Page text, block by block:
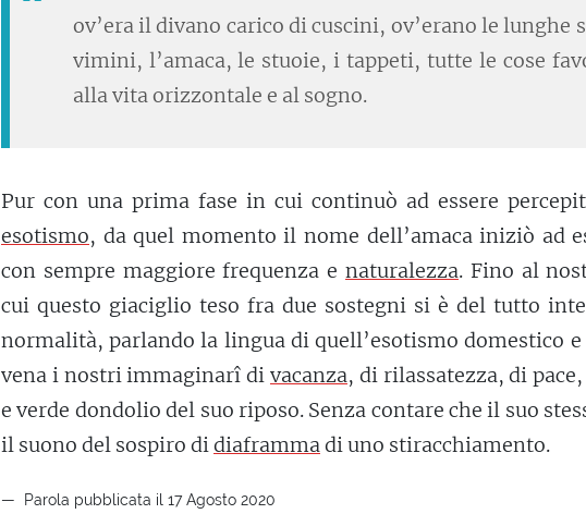
ov’era il divano carico di cuscini, ov’erano le lunghe
vimini, l’amaca, le stuoie, i tappeti, tutte le cose
alla vita orizzontale e al sogno.
Pur con una prima fase in cui continuò ad essere
esotismo, da quel momento il nome dell’amaca iniziò ad
con sempre maggiore frequenza e naturalezza. Fino al
cui questo giaciglio teso fra due sostegni si è del tutto
normalità, parlando la lingua di quell’esotismo domestico e
vena i nostri immaginarî di vacanza, di rilassatezza, di
e verde dondolio del suo riposo. Senza contare che il suo
il suono del sospiro didiaframmadi uno stiracchiamento.
Parola pubblicata il 17 Agosto 2020